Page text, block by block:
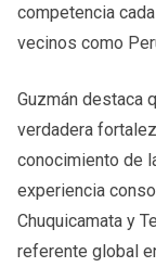
competencia
vecinos como
Guzmán destaca
verdadera
conocimiento de
experiencia
Chuquicamata y
referente global